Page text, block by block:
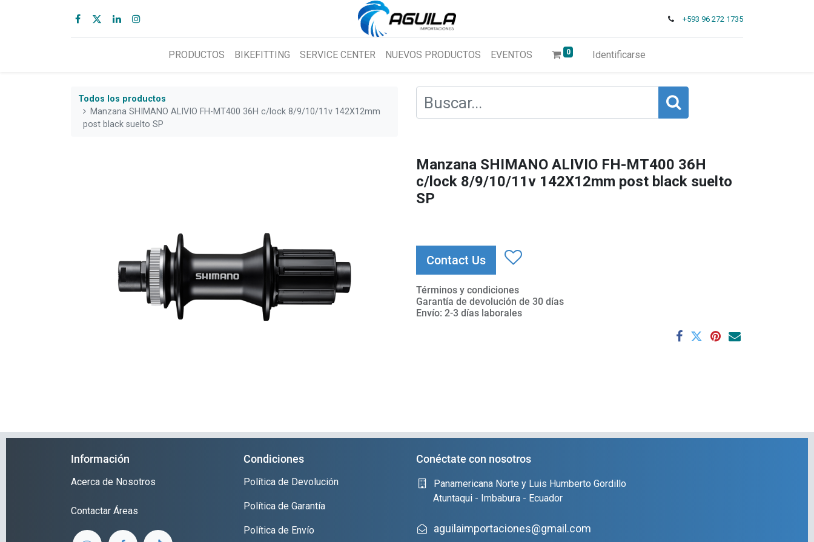
+593 96 272 1735
PRODUCTOS BIKEFITTING SERVICE CENTER NUEVOS PRODUCTOS EVENTOS 0 Identificarse
Todos los productos
Manzana SHIMANO ALIVIO FH-MT400 36H c/lock 8/9/10/11v 142X12mm
post black suelto SP
Manzana SHIMANO ALIVIO FH-MT400 36H
c/lock 8/9/10/11v 142X12mm post black suelto
SP
Contact Us
Términos y condiciones
Garantía de devolución de 30 días
Envío: 2-3 días laborales
Información
Acerca de Nosotros
Contactar Áreas
Condiciones
Política de Devolución
Política de Garantía
Política de Envío
Conéctate con nosotros
Panamericana Norte y Luis Humberto Gordillo
Atuntaqui - Imbabura - Ecuador
aguilaimportaciones@gmail.com